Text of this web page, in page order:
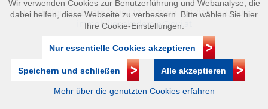
Mariahilfer Straße 116/2.OG/2 1070 Wien | +43(1)505 32 50 |
immobilienakademie@ovi.at
Wir verwenden Cookies zur Benutzerführung und Webanalyse, die
dabei helfen, diese Webseite zu verbessern. Bitte wählen Sie hier
Ihre Cookie-Einstellungen.
Nur essentielle Cookies akzeptieren
Speichern und schließen Alle akzeptieren
Mehr über die genutzten Cookies erfahren